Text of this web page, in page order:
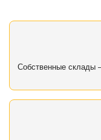
Собственные склады